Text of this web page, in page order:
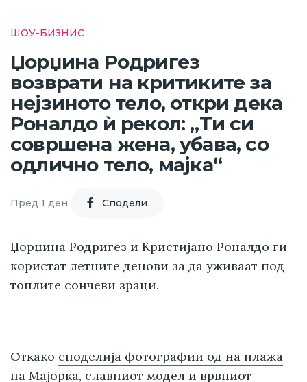
ШОУ-БИЗНИС
Џорџина Родригез
возврати на критиките за
нејзиното тело, откри дека
Роналдо ѝ рекол: „Ти си
совршена жена, убава, со
одлично тело, мајка“
Пред 1 ден Cподели
Џорџина Родригез и Кристијано Роналдо ги
користат летните денови за да уживаат под
топлите сончеви зраци.
Откако споделија фотографии од на плажа
на Мајорка, славниот модел и врвниот